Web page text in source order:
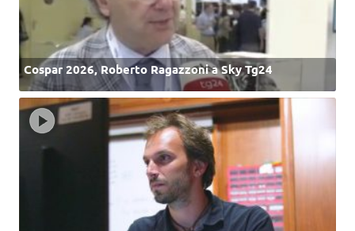
Cospar 2026, Roberto Ragazzoni a Sky Tg24